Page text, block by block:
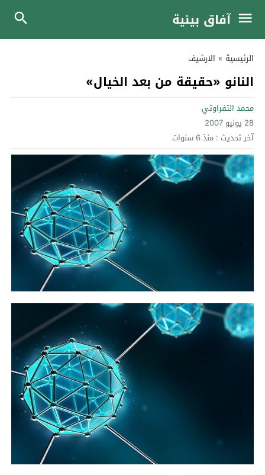
آفاق بيئية
الرئيسية » الارشيف
النانو «حقيقة من بعد الخيال»
محمد التفراوتي
28 يونيو 2007
آخر تحديث : منذ 6 سنوات